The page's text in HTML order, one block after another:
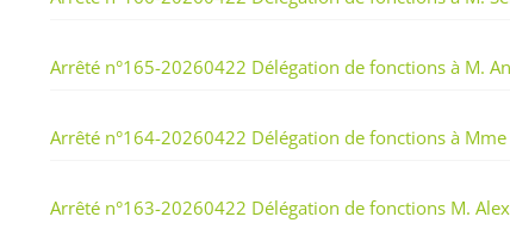
Arrêté n°165-20260422 Délégation de fonctions à M.
Arrêté n°164-20260422 Délégation de fonctions à
Arrêté n°163-20260422 Délégation de fonctions M.